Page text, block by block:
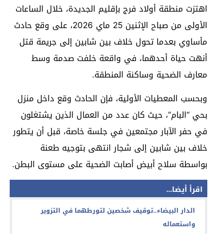
اهتزت منطقة أولاد فرج بإقليم الجديدة، خلال الساعات
الأولى من صباح الإثنين 25 ماي 2026، على وقع حادث
مأساوي بعدما تحول خلاف بين شابين إلى جريمة قتل
أنهت حياة أحدهما، في واقعة خلفت صدمة وسط
معارف الضحية وساكنة المنطقة.
وبحسب المعطيات الأولية، فإن الحادث وقع داخل منزل
بحي “البام”، حيث كان عدد من العمال الذين يشتغلون
في حفر الآبار مجتمعين في جلسة خاصة، قبل أن يتطور
خلاف بين شابين إلى شجار انتهى بتوجيه طعنة
بواسطة سلاح أبيض أصابت الضحية على مستوى البطن.
اقرأ أيضا...
الدار البيضاء..توقيف شخصين لتورطهما في التزوير
واستعماله